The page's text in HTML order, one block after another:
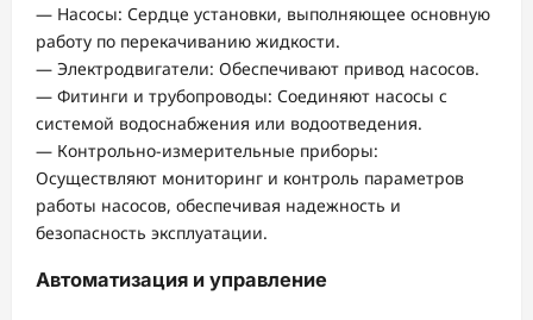
— Насосы: Сердце установки, выполняющее основную
работу по перекачиванию жидкости.
— Электродвигатели: Обеспечивают привод насосов.
— Фитинги и трубопроводы: Соединяют насосы с
системой водоснабжения или водоотведения.
— Контрольно-измерительные приборы:
Осуществляют мониторинг и контроль параметров
работы насосов, обеспечивая надежность и
безопасность эксплуатации.
Автоматизация и управление